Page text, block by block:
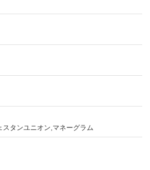
スタンユニオン,マネーグラム